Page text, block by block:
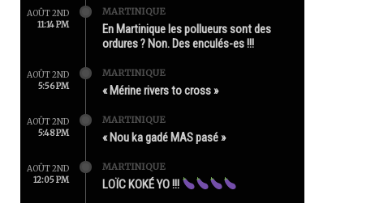
AOÛT 2ND
11:14 PM
MARTINIQUE
En Martinique les pollueurs sont des
ordures ? Non. Des enculés-es !!!
AOÛT 2ND
5:56 PM
MARTINIQUE
« Mérine rivers to cross »
AOÛT 2ND
5:48 PM
MARTINIQUE
« Nou ka gadé MAS pasé »
AOÛT 2ND
12:05 PM
MARTINIQUE
LOÏC KOKÉ YO !!!